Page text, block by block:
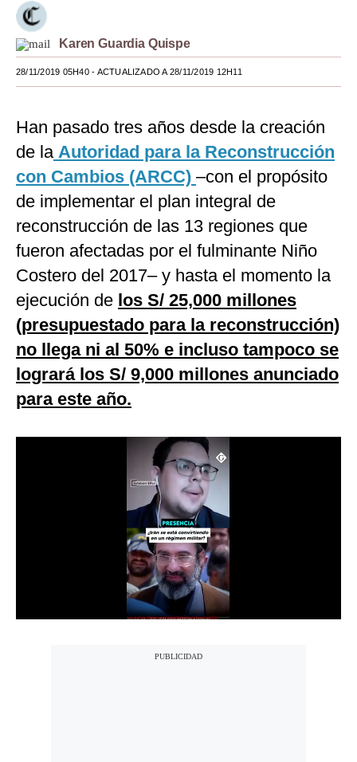
Lujo
Viajes
Moda
Mundo
México
España
Tecnología
Club del Suscriptor
Mix
gestion.pe
Karen Guardia Quispe
28/11/2019 05H40- ACTUALIZADO A 28/11/2019 12H11
Han pasado tres años desde la creación
de la Autoridad para la Reconstrucción
con Cambios (ARCC) –con el propósito
de implementar el plan integral de
reconstrucción de las 13 regiones que
fueron afectadas por el fulminante Niño
Costero del 2017– y hasta el momento la
ejecución de los S/ 25,000 millones
(presupuestado para la reconstrucción)
no llega ni al 50% e incluso tampoco se
logrará los S/ 9,000 millones anunciado
para este año.